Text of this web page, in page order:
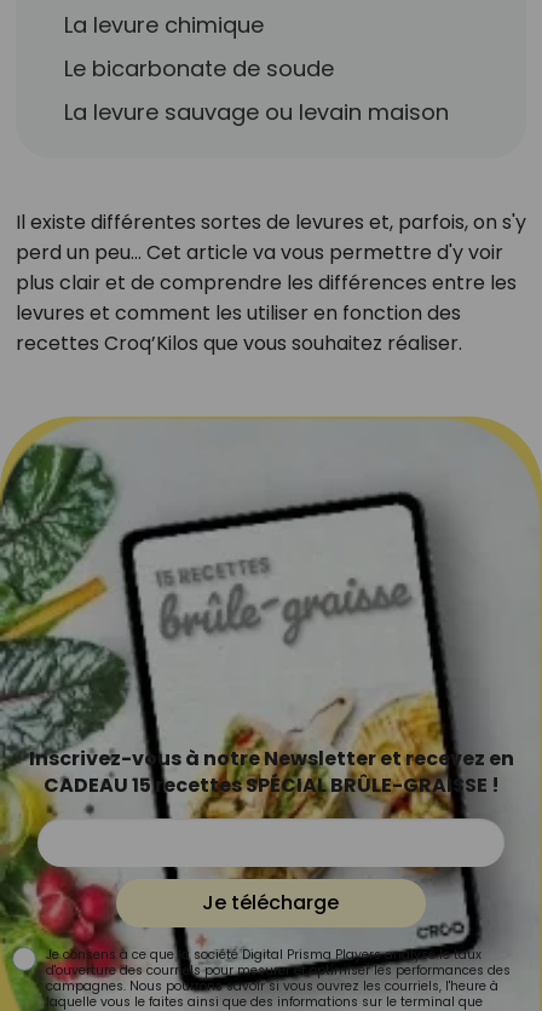
La levure chimique
Le bicarbonate de soude
La levure sauvage ou levain maison
Il existe différentes sortes de levures et, parfois, on s'y
perd un peu… Cet article va vous permettre d'y voir
plus clair et de comprendre les différences entre les
levures et comment les utiliser en fonction des
recettes Croq’Kilos que vous souhaitez réaliser.
Inscrivez-vous à notre Newsletter et recevez en
CADEAU 15 recettes SPÉCIAL BRÛLE-GRAISSE !
Je télécharge
Je consens à ce que la société Digital Prisma Players analyse le taux
d'ouverture des courriels pour mesurer et optimiser les performances des
campagnes. Nous pourrons savoir si vous ouvrez les courriels, l'heure à
laquelle vous le faites ainsi que des informations sur le terminal que